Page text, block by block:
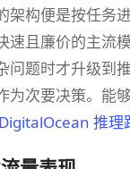
架构便是按任务
速且廉价的主流
问题时才升级到
为次要决策。能
DigitalOcean 推理